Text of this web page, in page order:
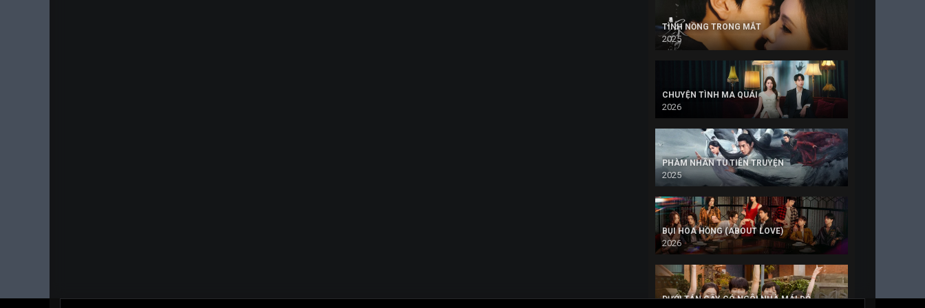
TÌNH NỒNG TRONG MẮT
2025
CHUYỆN TÌNH MA QUÁI
2026
PHÀM NHÂN TU TIÊN TRUYỆN
2025
BỤI HOA HỒNG (ABOUT LOVE)
2026
DƯỚI TÁN CÂY CÓ NGÔI NHÀ MÁI ĐỎ